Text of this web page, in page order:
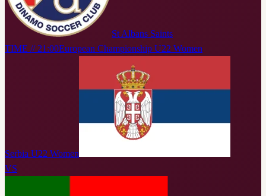
St Albans Saints
TIME // 21:00European Championship U22 Women
Serbia U22 Women
VS